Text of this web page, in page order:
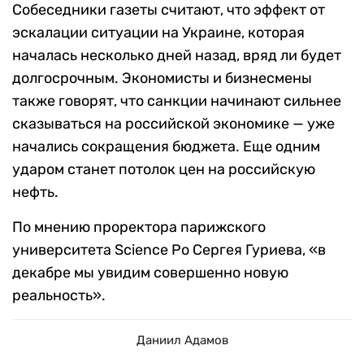
Собеседники газеты считают, что эффект от
эскалации ситуации на Украине, которая
началась несколько дней назад, вряд ли будет
долгосрочным. Экономисты и бизнесмены
также говорят, что санкции начинают сильнее
сказываться на российской экономике — уже
начались сокращения бюджета. Еще одним
ударом станет потолок цен на российскую
нефть.
По мнению проректора парижского
университета Science Po Сергея Гуриева, «в
декабре мы увидим совершенно новую
реальность».
Даниил Адамов